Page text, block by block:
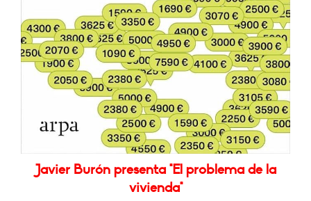
Javier Burón presenta "El problema de la
vivienda"